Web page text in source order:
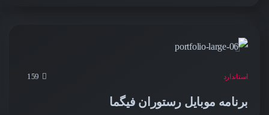
استاندارد 159
برنامه موبایل رستوران فیگما